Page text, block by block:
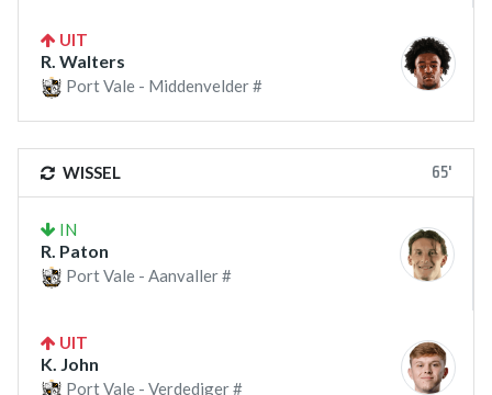
UIT
R. Walters
Port Vale - Middenvelder #
WISSEL 65'
IN
R. Paton
Port Vale - Aanvaller #
UIT
K. John
Port Vale - Verdediger #